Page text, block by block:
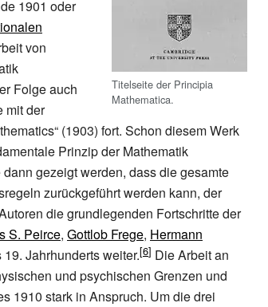
Titelseite der Principia
Mathematica.
1901 oder
von
Folge auch
mit der
(1903) fort. Schon diesem Werk
Prinzip der Mathematik
gezeigt werden, dass die gesamte
zurückgeführt werden kann, der
die grundlegenden Fortschritte der
S. Peirce, Gottlob Frege, Hermann
Jahrhunderts weiter.
Die Arbeit an
und psychischen Grenzen und
1910 stark in Anspruch. Um die drei